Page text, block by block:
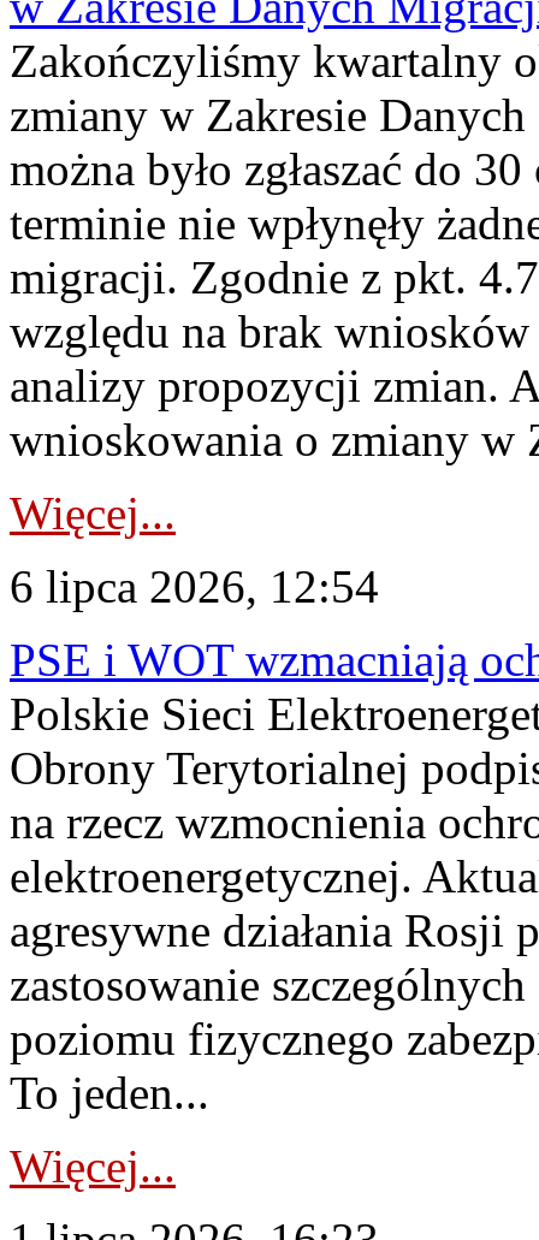
Zakończyliśmy kwartalny
zmiany w Zakresie
można było zgłaszać do
terminie nie wpłynęły
migracji. Zgodnie z pkt.
względu na brak
analizy propozycji zmian.
wnioskowania o zmiany w
Więcej...
6 lipca 2026, 12:54
PSE i WOT wzmacniają
Polskie Sieci
Obrony Terytorialnej
na rzecz wzmocnienia
elektroenergetycznej.
agresywne działania Rosji
zastosowanie
poziomu fizycznego
To jeden...
Więcej...